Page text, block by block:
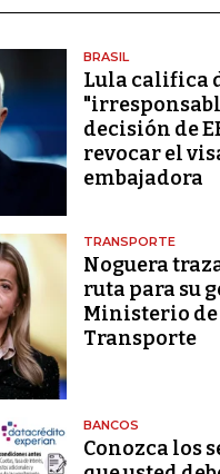
BRASIL
Lula califica
decisión de
revocar el
embajadora
TRANSPORTE
Noguera
ruta para su
Ministerio de
Transporte
BANCOS
Conozca los